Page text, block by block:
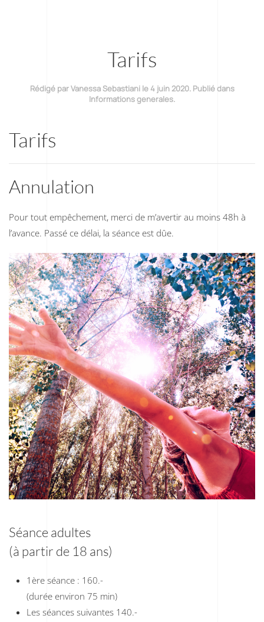
Tarifs
Rédigé par Vanessa Sebastiani le4 juin 2020. Publié dans
Informations generales.
Tarifs
Annulation
Pour tout empêchement, merci de m’avertir au moins 48h à
l’avance. Passé ce délai, la séance est dûe.
Séance adultes
(à partir de 18 ans)
1ère séance : 160.-
(durée environ 75 min)
Les séances suivantes 140.-